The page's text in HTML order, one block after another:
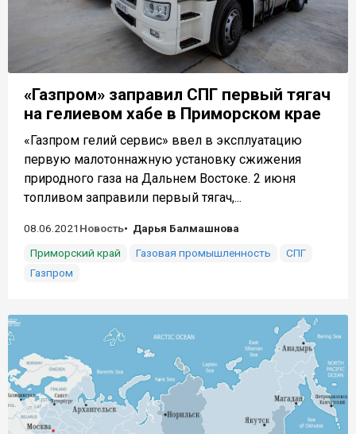
«Газпром» заправил СПГ первый тягач
на гелиевом хабе в Приморском крае
«Газпром гелий сервис» ввел в эксплуатацию
первую малотоннажную установку сжижения
природного газа на Дальнем Востоке. 2 июня
топливом заправили первый тягач,...
08.06.2021 Новость
Дарья Балмашнова
Приморский край
Газовая промышленность
СПГ
Газпром